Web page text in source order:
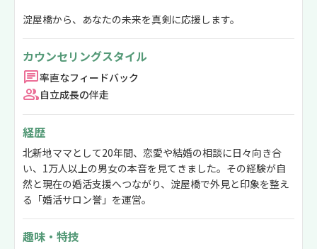
淀屋橋から、あなたの未来を真剣に応援します。
カウンセリングスタイル
率直なフィードバック
自立成長の伴走
経歴
北新地ママとして20年間、恋愛や結婚の相談に日々向き合
い、1万人以上の男女の本音を見てきました。その経験が自
然と現在の婚活支援へつながり、淀屋橋で外見と印象を整え
る「婚活サロン誉」を運営。
趣味・特技